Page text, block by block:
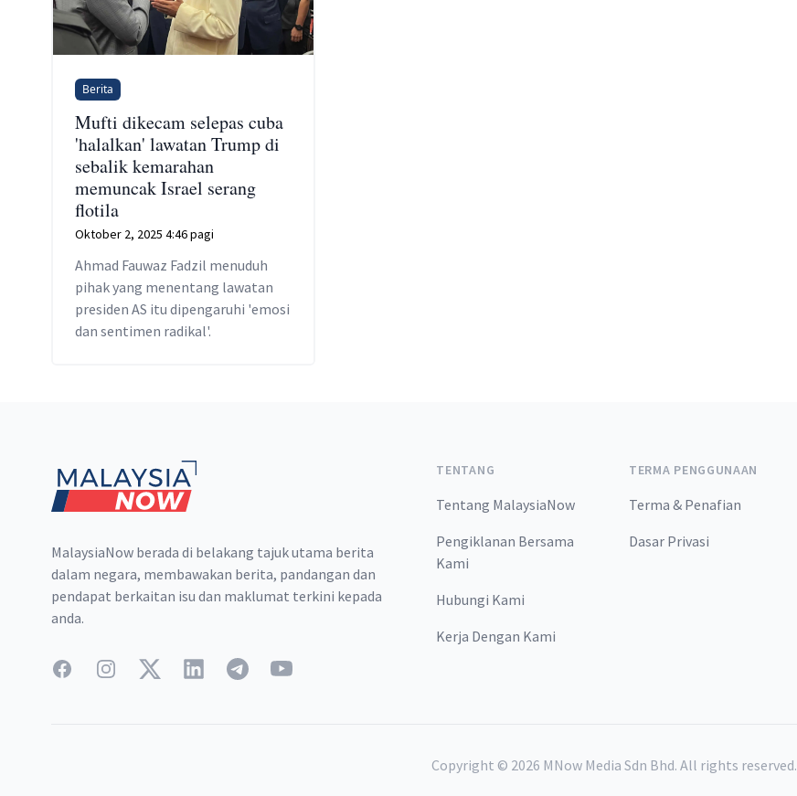
Berita
Mufti dikecam selepas cuba
'halalkan' lawatan Trump di
sebalik kemarahan
memuncak Israel serang
flotila
Oktober 2, 2025 4:46 pagi
Ahmad Fauwaz Fadzil menuduh
pihak yang menentang lawatan
presiden AS itu dipengaruhi 'emosi
dan sentimen radikal'.
MalaysiaNow berada di belakang tajuk utama berita
dalam negara, membawakan berita, pandangan dan
pendapat berkaitan isu dan maklumat terkini kepada
anda.
FacebookInstagramTwitterLinkedInTelegramYouTube
TENTANG
Tentang MalaysiaNow
Pengiklanan Bersama
Kami
Hubungi Kami
Kerja Dengan Kami
TERMA PENGGUNAAN
Terma & Penafian
Dasar Privasi
Copyright © 2026 MNow Media Sdn Bhd. All rights reserved.